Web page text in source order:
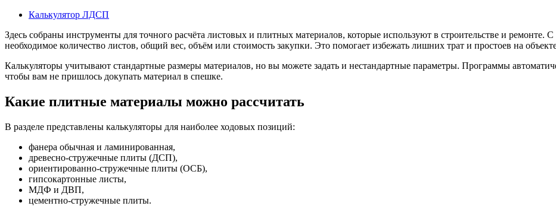
Калькулятор ЛДСП
Здесь собраны инструменты для точного расчёта листовых и плитных материалов, которые используют в строительстве и ремонте.
необходимое количество листов, общий вес, объём или стоимость закупки. Это помогает избежать лишних трат и простоев на
Калькуляторы учитывают стандартные размеры материалов, но вы можете задать и нестандартные параметры. Программы
чтобы вам не пришлось докупать материал в спешке.
Какие плитные материалы можно рассчитать
В разделе представлены калькуляторы для наиболее ходовых позиций:
фанера обычная и ламинированная,
древесно-стружечные плиты (ДСП),
ориентированно-стружечные плиты (ОСБ),
гипсокартонные листы,
МДФ и ДВП,
цементно-стружечные плиты.